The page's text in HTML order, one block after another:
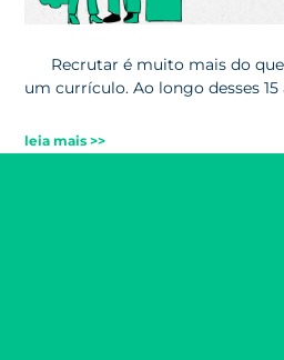
Recrutar é muito mais do que
um currículo. Ao longo desses 15
leia mais >>